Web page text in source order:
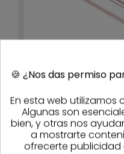
Ángulo
102,73 € - 30% 71,91 €
🍪 ¿Nos das permiso
En esta web utilizamos
Algunas son
bien, y otras nos
a mostrarte
ofrecerte publicidad